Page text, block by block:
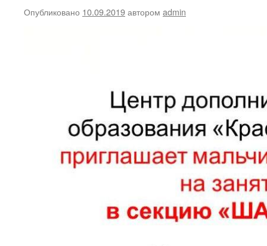
Опубликовано 10.09.2019автором admin